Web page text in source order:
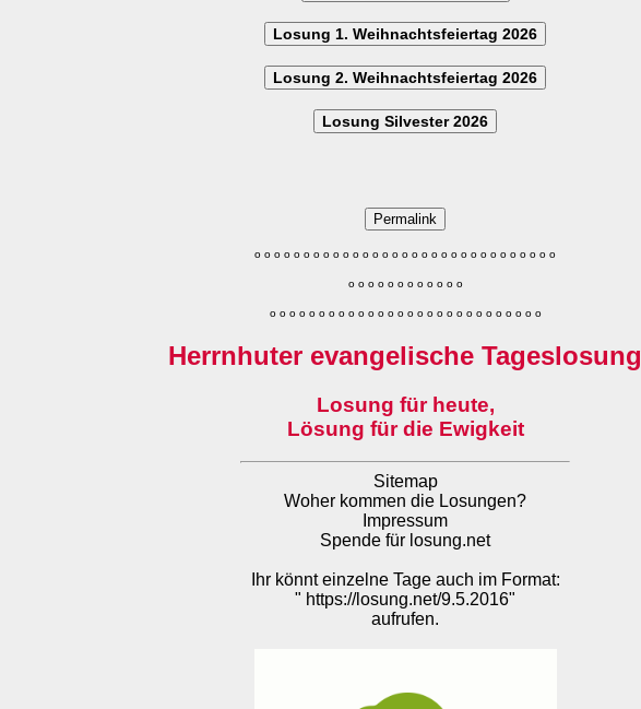
Losung 1. Weihnachtsfeiertag 2026
Losung 2. Weihnachtsfeiertag 2026
Losung Silvester 2026
Permalink
o o o o o o o o o o o o o o o o o o o o o o o o o o o o o o o
o o o o o o o o o o o o
o o o o o o o o o o o o o o o o o o o o o o o o o o o o
Herrnhuter evangelische Tageslosung
Losung für heute,
Lösung für die Ewigkeit
Sitemap
Woher kommen die Losungen?
Impressum
Spende für losung.net
Ihr könnt einzelne Tage auch im Format:
" https://losung.net/9.5.2016"
aufrufen.